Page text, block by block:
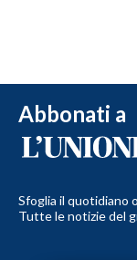
Abbonati a
Sfoglia il quotidiano
Tutte le notizie del